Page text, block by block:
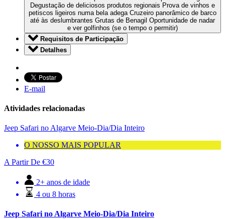
Degustação de deliciosos produtos regionais Prova de vinhos e
petiscos ligeiros numa bela adega Cruzeiro panorâmico de barco
até às deslumbrantes Grutas de Benagil Oportunidade de nadar
e ver golfinhos (se o tempo o permitir)
Requisitos de Participação
Detalhes
E-mail
Atividades relacionadas
Jeep Safari no Algarve Meio-Dia/Dia Inteiro
O NOSSO MAIS POPULAR
A Partir De €30
2+ anos de idade
4 ou 8 horas
Jeep Safari no Algarve Meio-Dia/Dia Inteiro